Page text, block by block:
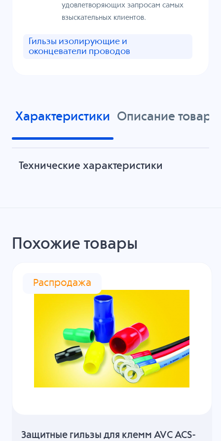
удовлетворяющих запросам самых
взыскательных клиентов.
Гильзы изолирующие и
оконцеватели проводов
Характеристики Описание товара
Технические характеристики
Похожие товары
Распродажа
Защитные гильзы для клемм AVC ACS-